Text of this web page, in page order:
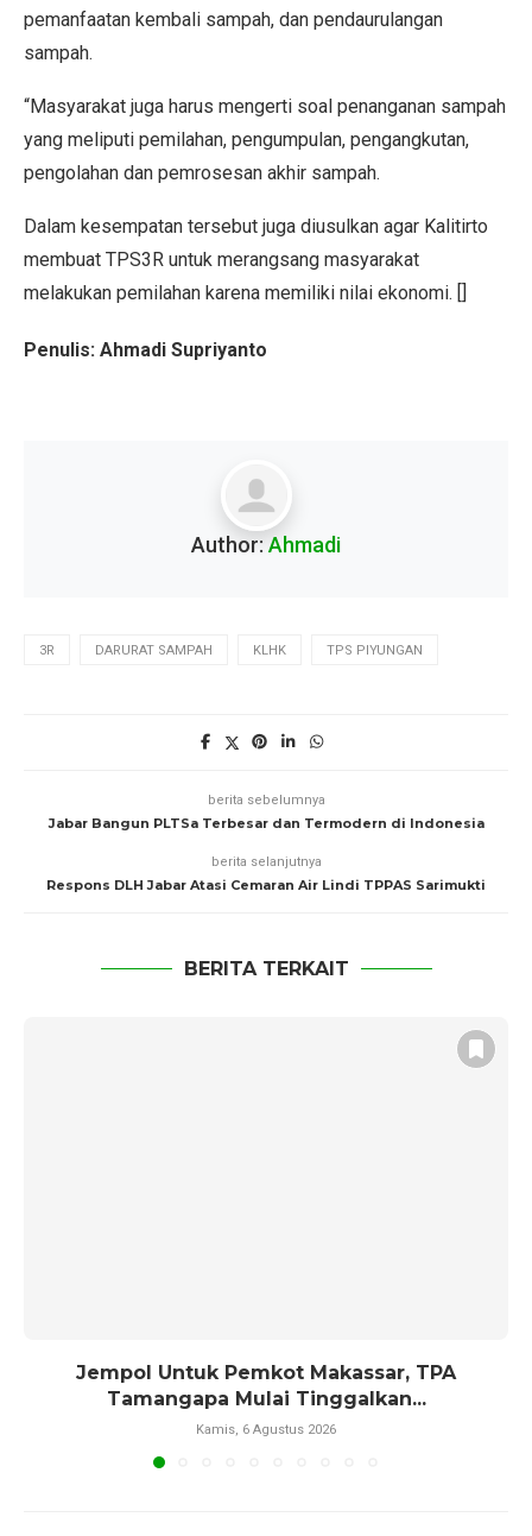
pemanfaatan kembali sampah, dan pendaurulangan
sampah.
“Masyarakat juga harus mengerti soal penanganan sampah
yang meliputi pemilahan, pengumpulan, pengangkutan,
pengolahan dan pemrosesan akhir sampah.
Dalam kesempatan tersebut juga diusulkan agar Kalitirto
membuat TPS3R untuk merangsang masyarakat
melakukan pemilahan karena memiliki nilai ekonomi. []
Penulis: Ahmadi Supriyanto
Author: Ahmadi
3R DARURAT SAMPAH KLHK TPS PIYUNGAN
berita sebelumnya
Jabar Bangun PLTSa Terbesar dan Termodern di Indonesia
berita selanjutnya
Respons DLH Jabar Atasi Cemaran Air Lindi TPPAS Sarimukti
BERITA TERKAIT
Jempol Untuk Pemkot Makassar, TPA
Tamangapa Mulai Tinggalkan...
Kamis, 6 Agustus 2026